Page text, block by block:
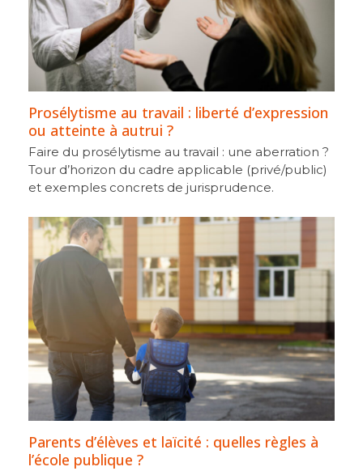
Prosélytisme au travail : liberté d’expression
ou atteinte à autrui ?
Faire du prosélytisme au travail : une aberration ?
Tour d’horizon du cadre applicable (privé/public)
et exemples concrets de jurisprudence.
Parents d’élèves et laïcité : quelles règles à
l’école publique ?